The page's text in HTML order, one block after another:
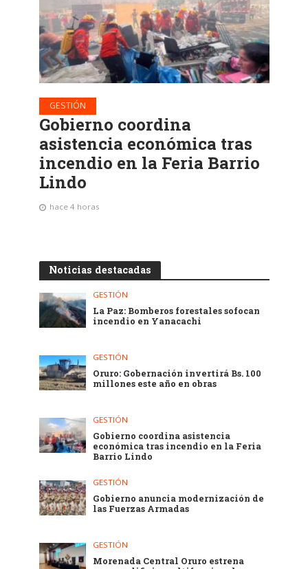
GESTIÓN
Gobierno coordina
asistencia económica tras
incendio en la Feria Barrio
Lindo
hace 4 horas
Noticias destacadas
GESTIÓN
La Paz: Bomberos forestales sofocan
incendio en Yanacachi
GESTIÓN
Oruro: Gobernación invertirá Bs. 100
millones este año en obras
GESTIÓN
Gobierno coordina asistencia
económica tras incendio en la Feria
Barrio Lindo
GESTIÓN
Gobierno anuncia modernización de
las Fuerzas Armadas
GESTIÓN
Morenada Central Oruro estrena